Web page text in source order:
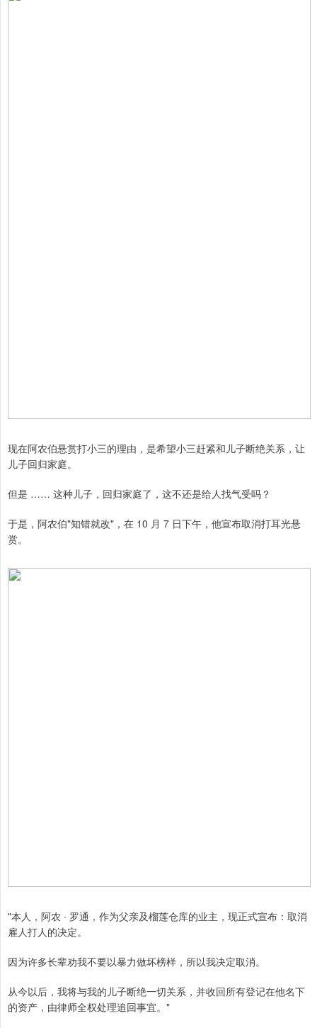
现在阿农伯悬赏打小三的理由，是希望小三赶紧和儿子断绝关系，让
儿子回归家庭。
但是 …… 这种儿子，回归家庭了，这不还是给人找气受吗？
于是，阿农伯"知错就改"，在 10 月 7 日下午，他宣布取消打耳光悬
赏。
"本人，阿农 · 罗通，作为父亲及榴莲仓库的业主，现正式宣布：取消
雇人打人的决定。
因为许多长辈劝我不要以暴力做坏榜样，所以我决定取消。
从今以后，我将与我的儿子断绝一切关系，并收回所有登记在他名下
的资产，由律师全权处理追回事宜。"